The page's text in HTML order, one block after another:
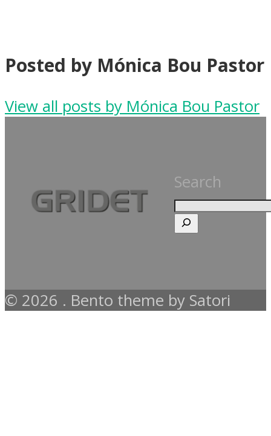
Posted by Mónica Bou Pastor
View all posts by Mónica Bou Pastor
Search
© 2026 . Bento theme by Satori